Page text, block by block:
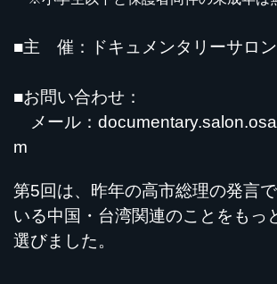
■主 催： ドキュメンタリーサロ
■お問い合わせ：
メール：
m
第5回は、昨年の高市総理の発言
いる中国・台湾関連のことを もっ
選びました。